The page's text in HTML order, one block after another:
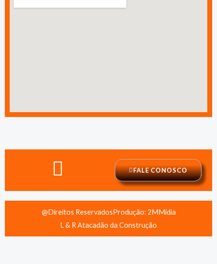
FALE CONOSCO
@Direitos ReservadosProdução: 2MMídia
L & R Atacadão da Construção